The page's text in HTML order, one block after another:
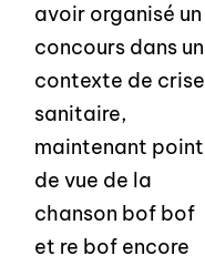
avoir organisé un
concours dans un
contexte de crise
sanitaire,
maintenant point
de vue de la
chanson bof bof
et re bof encore